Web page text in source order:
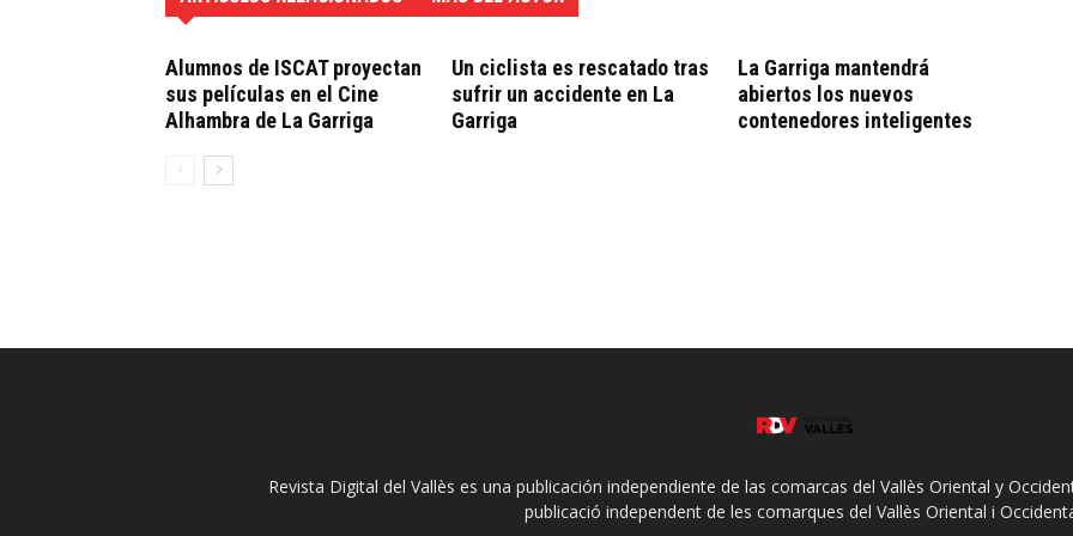
Alumnos de ISCAT proyectan
sus películas en el Cine
Alhambra de La Garriga
Un ciclista es rescatado tras
sufrir un accidente en La
Garriga
La Garriga mantendrá
abiertos los nuevos
contenedores inteligentes
Revista Digital del Vallès es una publicación independiente de las comarcas del Vallès Oriental y
publicació independent de les comarques del Vallès Oriental i